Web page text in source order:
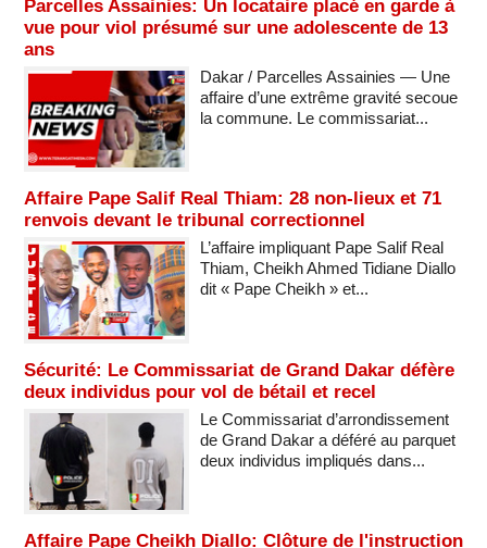
Parcelles Assainies: Un locataire placé en garde à
vue pour viol présumé sur une adolescente de 13
ans
Dakar / Parcelles Assainies — Une
affaire d’une extrême gravité secoue
la commune. Le commissariat...
Affaire Pape Salif Real Thiam: 28 non-lieux et 71
renvois devant le tribunal correctionnel
L’affaire impliquant Pape Salif Real
Thiam, Cheikh Ahmed Tidiane Diallo
dit « Pape Cheikh » et...
Sécurité: Le Commissariat de Grand Dakar défère
deux individus pour vol de bétail et recel
Le Commissariat d’arrondissement
de Grand Dakar a déféré au parquet
deux individus impliqués dans...
Affaire Pape Cheikh Diallo: Clôture de l'instruction